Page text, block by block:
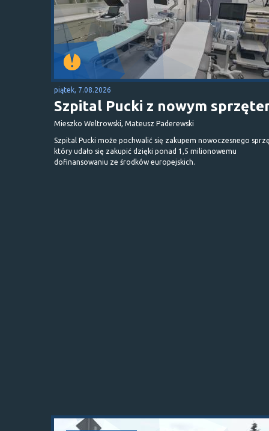
piątek, 7.08.2026
Szpital Pucki z nowym
Mieszko Weltrowski, Mateusz Paderewski
Szpital Pucki może pochwalić się zakupem nowoczesnego
który udało się zakupić dzięki ponad 1,5 milionowemu
dofinansowaniu ze środków europejskich.